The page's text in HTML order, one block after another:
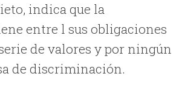
indica que la
entre l sus obligaciones
de valores y por ningún
de discriminación.